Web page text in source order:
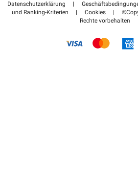
Bezahlen Sie Ihren Parkplatz FLOW
Datenschutzerklärung |
und Ranking-Kriterien
| Cookies |
Rechte vorbehalten